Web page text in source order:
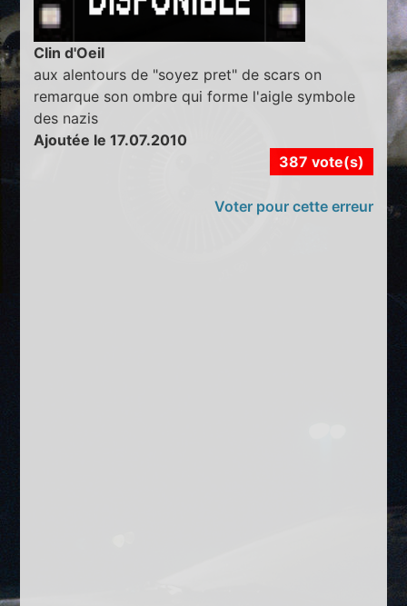
Clin d'Oeil
aux alentours de "soyez pret" de scars on
remarque son ombre qui forme l'aigle symbole
des nazis
Ajoutée le 17.07.2010
387 vote(s)
Voter pour cette erreur